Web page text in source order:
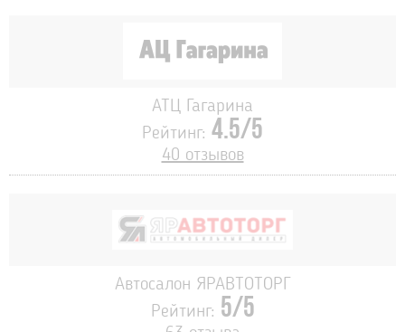
АТЦ Гагарина
Рейтинг: 4.5/5
40 отзывов
Автосалон ЯРАВТОТОРГ
Рейтинг: 5/5